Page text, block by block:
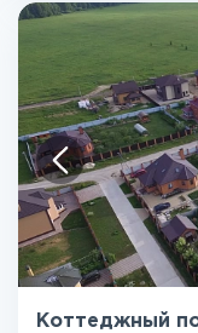
Коттеджный